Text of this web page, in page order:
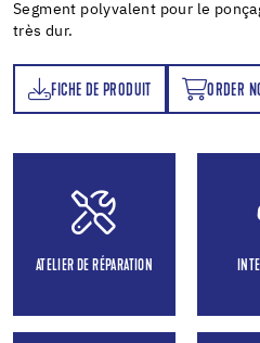
Segment polyvalent pour le
très dur.
FICHE DE PRODUIT ORDER
ORDER NOW
ATELIER DE RÉPARATION